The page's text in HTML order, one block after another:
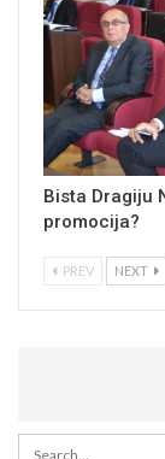
Bista Dragiju
promocija?
PREV NEXT